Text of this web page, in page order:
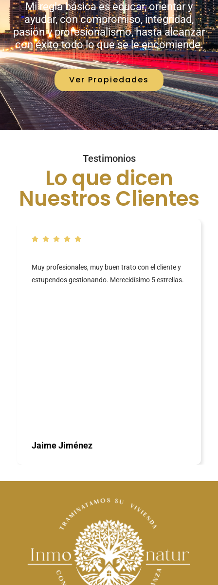
Mi regla básica es educar, orientar y
ayudar, con compromiso, integridad,
pasión y profesionalismo, hastaalcanzar
con éxito todo lo que se le encomiende.
Ver Propiedades
Testimonios
Lo que dicen
Nuestros Clientes
Muy profesionales, muy buen trato con el cliente y
estupendos gestionando. Merecidísimo 5 estrellas.
Jaime Jiménez